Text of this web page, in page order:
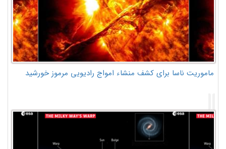
ماموریت ناسا برای کشف منشاء امواج رادیویی مرموز خورشید